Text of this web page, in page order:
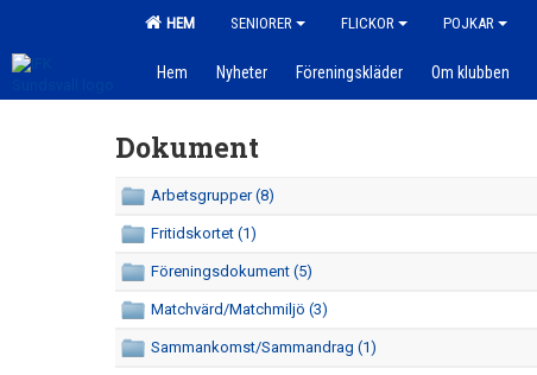
HEM SENIORER FLICKOR POJKAR
Hem Nyheter Föreningskläder Om klubben
Dokument
Arbetsgrupper (8)
Fritidskortet (1)
Föreningsdokument (5)
Matchvärd/Matchmiljö (3)
Sammankomst/Sammandrag (1)